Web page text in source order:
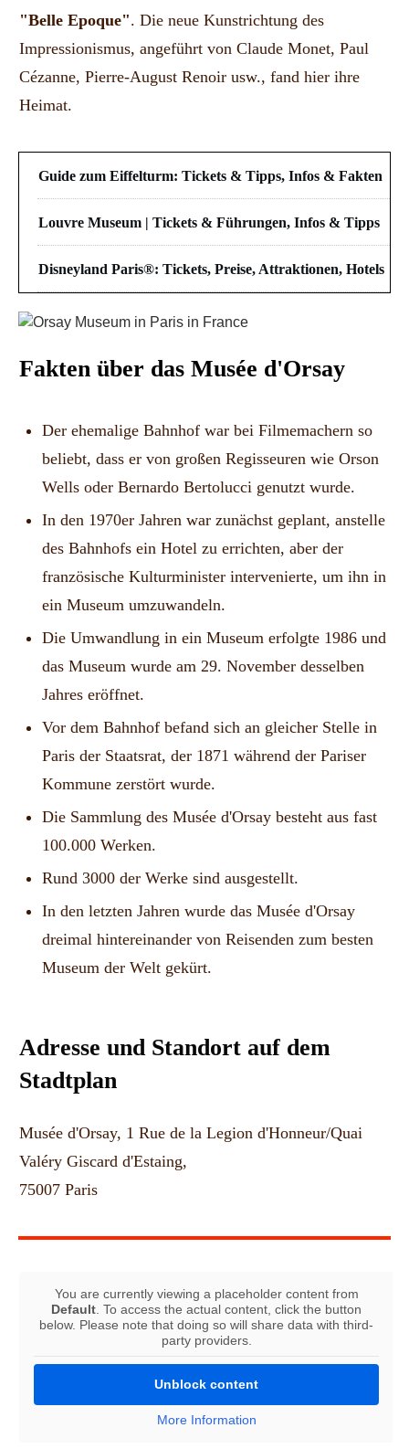
"Belle Epoque". Die neue Kunstrichtung des
Impressionismus, angeführt von Claude Monet, Paul
Cézanne, Pierre-August Renoir usw., fand hier ihre
Heimat.
Guide zum Eiffelturm: Tickets & Tipps, Infos & Fakten
Louvre Museum | Tickets & Führungen, Infos & Tipps
Disneyland Paris®: Tickets, Preise, Attraktionen, Hotels
Fakten über das Musée d'Orsay
Der ehemalige Bahnhof war bei Filmemachern so
beliebt, dass er von großen Regisseuren wie Orson
Wells oder Bernardo Bertolucci genutzt wurde.
In den 1970er Jahren war zunächst geplant, anstelle
des Bahnhofs ein Hotel zu errichten, aber der
französische Kulturminister intervenierte, um ihn in
ein Museum umzuwandeln.
Die Umwandlung in ein Museum erfolgte 1986 und
das Museum wurde am 29. November desselben
Jahres eröffnet.
Vor dem Bahnhof befand sich an gleicher Stelle in
Paris der Staatsrat, der 1871 während der Pariser
Kommune zerstört wurde.
Die Sammlung des Musée d'Orsay besteht aus fast
100.000 Werken.
Rund 3000 der Werke sind ausgestellt.
In den letzten Jahren wurde das Musée d'Orsay
dreimal hintereinander von Reisenden zum besten
Museum der Welt gekürt.
Adresse und Standort auf dem
Stadtplan
Musée d'Orsay, 1 Rue de la Legion d'Honneur/Quai
Valéry Giscard d'Estaing,
75007 Paris
You are currently viewing a placeholder content from
Default. To access the actual content, click the button
below. Please note that doing so will share data with third-
party providers.
Unblock content
More Information